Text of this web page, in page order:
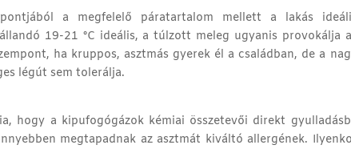
a megfelelő páratartalom mellett a lakás
19-21 °C ideális, a túlzott meleg ugyanis provokálja
ha kruppos, asztmás gyerek él a családban, de a
légút sem tolerálja.
hogy a kipufogógázok kémiai összetevői direkt
megtapadnak az asztmát kiváltó allergének.